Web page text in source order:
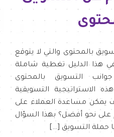
بالمحتوى والتي لا يتوقع
في هذا الدليل تغطية شاملة
التسويق بالمحتوى
الاستراتيجية التسويقية
يمكن مساعدة العملاء على
نحو أفضل؟ بهذا السؤال
حملة التسويق […]